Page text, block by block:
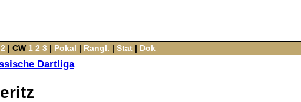
2 | CW‌ 1 2 3‌ |‌ Pokal ‌ |‌ Rangl. ‌ |‌ Stat‌ |‌ Dok
Dartliga